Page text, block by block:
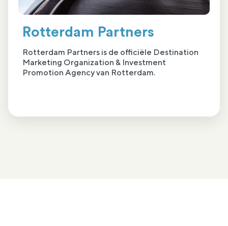
Rotterdam Partners
Rotterdam Partners is de officiële Destination
Marketing Organization & Investment
Promotion Agency van Rotterdam.